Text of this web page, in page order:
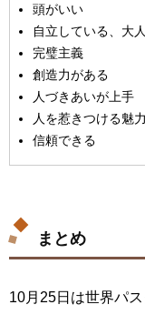
頭がいい
自立している、大人
完璧主義
創造力がある
人づきあいが上手
人を惹きつける魅
信頼できる
まとめ
10月25日は世界パス